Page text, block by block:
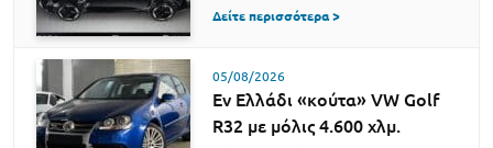
Δείτε περισσότερα >
05/08/2026
Εν Ελλάδι «κούτα» VW Golf
R32 με μόλις 4.600 χλμ.